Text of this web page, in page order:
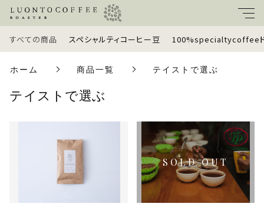
すべての商品 スペシャルティコーヒー豆 100%specialtycoffeeド
ホーム 商品一覧 テイストで選ぶ
テイストで選ぶ
100%specialtycoffeeドリップバッグ
定期便
親カテゴリ
子カテゴリ